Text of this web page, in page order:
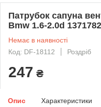
Патрубок сапуна
Bmw 1.6-2.0d
Немає в наявності
Код: DF-18112
Роздріб
247 ₴
Опис Характеристики